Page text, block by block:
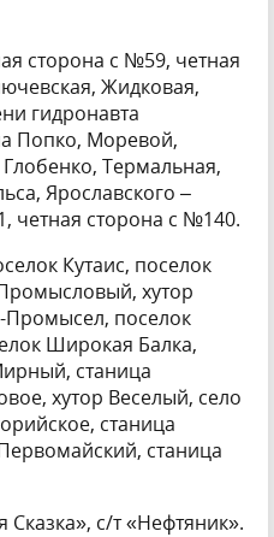
сторона с №59, четная
Жидковая,
гидронавта
Попко, Моревой,
Термальная,
Ярославского –
четная сторона с №140.
Кутаис, поселок
хутор
Промысел, поселок
Широкая Балка,
станица
хутор Веселый, село
станица
станица
Сказка», с/т «Нефтяник».